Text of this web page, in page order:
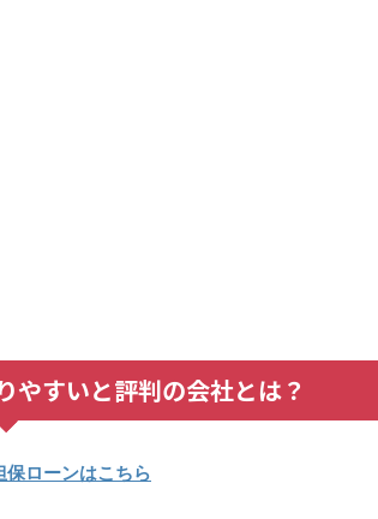
すいと評判の会社とは？
ローンはこちら